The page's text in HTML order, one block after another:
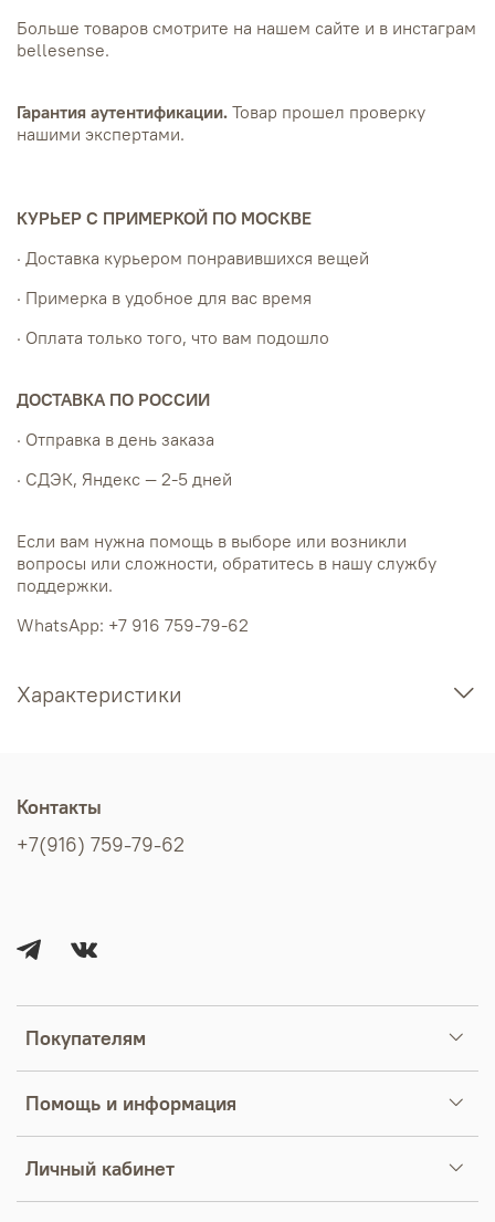
Больше товаров смотрите на нашем сайте и в инстаграм
bellesense.
Гарантия аутентификации. Товар прошел проверку
нашими экспертами.
КУРЬЕР С ПРИМЕРКОЙ ПО МОСКВЕ
· Доставка курьером понравившихся вещей
· Примерка в удобное для вас время
· Оплата только того, что вам подошло
ДОСТАВКА ПО РОССИИ
· Отправка в день заказа
· СДЭК, Яндекс — 2-5 дней
Если вам нужна помощь в выборе или возникли
вопросы или сложности, обратитесь в нашу службу
поддержки.
WhatsApp: +7 916 759-79-62
Характеристики
Покупателям
Помощь и информация
Личный кабинет
Контакты
+7(916) 759-79-62